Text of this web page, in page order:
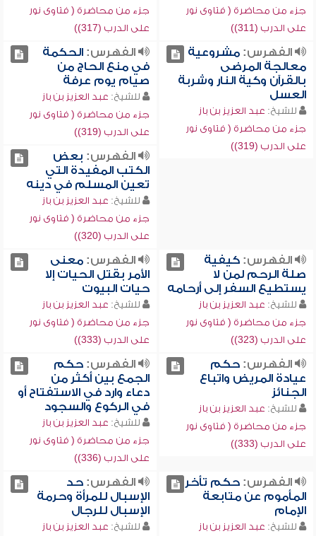
جزء من محاضرة ( فتاوى نور
على الدرب (311))
جزء من محاضرة ( فتاوى نور
على الدرب (317))
الفهرس:مشروعية
معالجة المرضى
بالقرآن وكية النار وشربة
العسل
للشيخ: عبد العزيز بن باز
جزء من محاضرة ( فتاوى نور
على الدرب (319))
الفهرس:الحكمة
في منع الحاج من
صيام يوم عرفة
للشيخ: عبد العزيز بن باز
جزء من محاضرة ( فتاوى نور
على الدرب (319))
الفهرس: بعض
الكتب المفيدة التي
تعين المسلم في دينه
للشيخ: عبد العزيز بن باز
جزء من محاضرة ( فتاوى نور
على الدرب (320))
الفهرس:كيفية
صلة الرحم لمن لا
يستطيع السفر إلى أرحامه
للشيخ: عبد العزيز بن باز
جزء من محاضرة ( فتاوى نور
على الدرب (323))
الفهرس:معنى
الأمر بقتل الحيات إلا
حيات البيوت
للشيخ: عبد العزيز بن باز
جزء من محاضرة ( فتاوى نور
على الدرب (333))
الفهرس:حكم
عيادة المريض واتباع
الجنائز
للشيخ: عبد العزيز بن باز
جزء من محاضرة ( فتاوى نور
على الدرب (333))
الفهرس:حكم
الجمع بين أكثر من
دعاء وارد في الاستفتاح أو
في الركوع والسجود
للشيخ: عبد العزيز بن باز
جزء من محاضرة ( فتاوى نور
على الدرب (336))
الفهرس:حكم تأخر
المأموم عن متابعة
الإمام
للشيخ: عبد العزيز بن باز
الفهرس:حد
الإسبال للمرأة وحرمة
الإسبال للرجال
للشيخ: عبد العزيز بن باز